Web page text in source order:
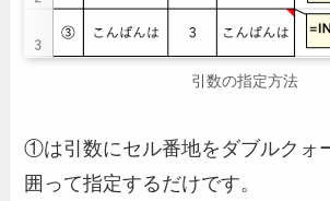
引数の指定方法
①は引数にセル番地をダブルクォ
囲って指定するだけです。